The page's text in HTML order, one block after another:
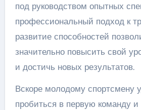
под руководством опытных
профессиональный подход к
развитие способностей
значительно повысить свой
и достичь новых результатов.
Вскоре молодому спортсмену
пробиться в первую команду